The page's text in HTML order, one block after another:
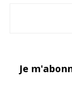
Je